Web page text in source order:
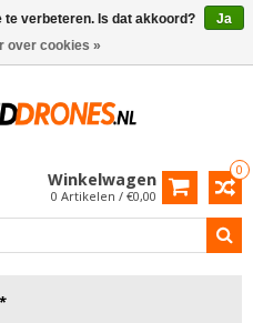
0
Winkelwagen
0 Artikelen / €0,00
te verbeteren. Is dat akkoord?
Ja
over cookies »